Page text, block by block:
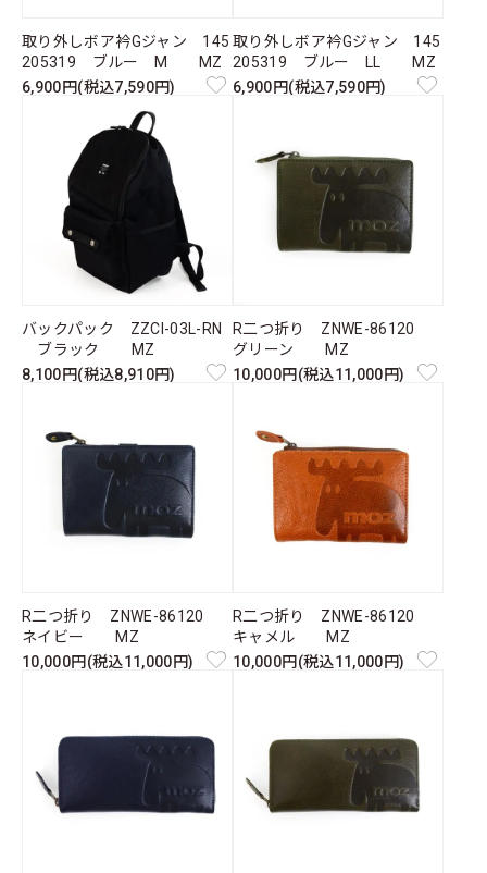
取り外しボア衿Gジャン 145
205319 ブルー M MZ
6,900円(税込7,590円)
取り外しボア衿Gジャン 145
205319 ブルー LL MZ
6,900円(税込7,590円)
バックパック ZZCI-03L-RN
ブラック MZ
8,100円(税込8,910円)
R二つ折り ZNWE-86120
グリーン MZ
10,000円(税込11,000円)
R二つ折り ZNWE-86120
ネイビー MZ
10,000円(税込11,000円)
R二つ折り ZNWE-86120
キャメル MZ
10,000円(税込11,000円)